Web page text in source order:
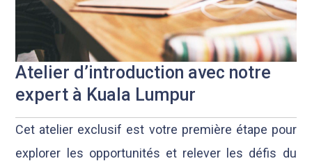
Atelier d’introduction avec notre
expert à Kuala Lumpur
Cet atelier exclusif est votre première étape pour
explorer les opportunités et relever les défis du